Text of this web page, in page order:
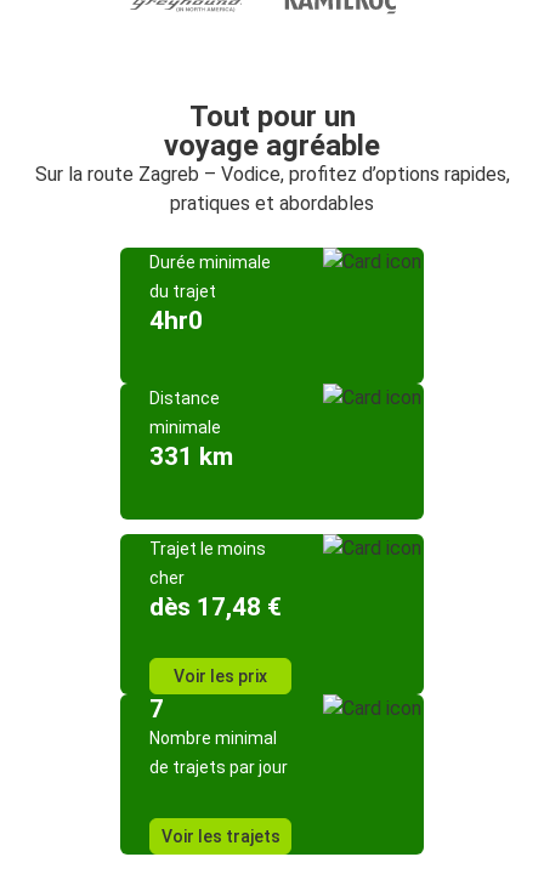
Tout pour un
voyage agréable
Sur la route Zagreb – Vodice, profitez d’options rapides,
pratiques et abordables
Durée minimale
du trajet
4hr0
Distance
minimale
331 km
Trajet le moins
cher
dès 17,48 €
Voir les prix
7
Nombre minimal
de trajets par jour
Voir les trajets